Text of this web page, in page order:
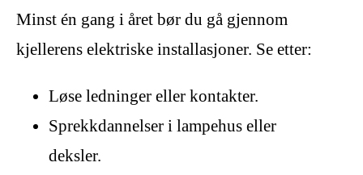
Minst én gang i året bør du gå gjennom
kjellerens elektriske installasjoner. Se etter:
Løse ledninger eller kontakter.
Sprekkdannelser i lampehus eller
deksler.